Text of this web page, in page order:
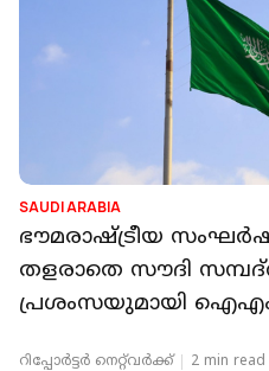
SAUDI ARABIA
ഭൗമരാഷ്ട്രീയ
തളരാതെ സൗദി
പ്രശംസയുമായി
റിപ്പോർട്ടർ നെറ്റ്‌വര്‍ക്ക്‌ 2 min read